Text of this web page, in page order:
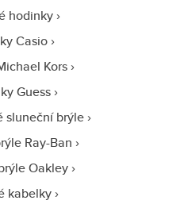
hodinky
Casio
Kors
Guess
sluneční brýle
Ray-Ban
Oakley
kabelky